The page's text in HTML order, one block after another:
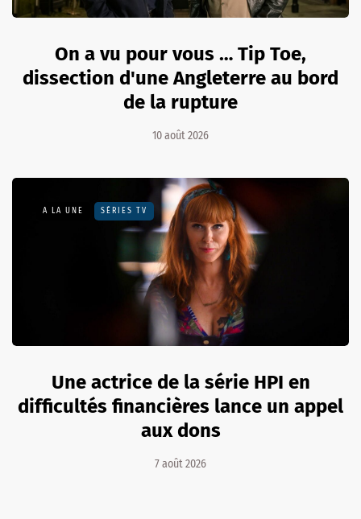
On a vu pour vous … Tip Toe,
dissection d'une Angleterre au bord
de la rupture
10 août 2026
A LA UNE SÉRIES TV
Une actrice de la série HPI en
difficultés financières lance un appel
aux dons
7 août 2026